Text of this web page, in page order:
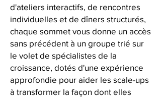
d'ateliers interactifs, de rencontres
individuelles et de dîners structurés,
chaque sommet vous donne un accès
sans précédent à un groupe trié sur
le volet de spécialistes de la
croissance, dotés d'une expérience
approfondie pour aider les scale-ups
à transformer la façon dont elles